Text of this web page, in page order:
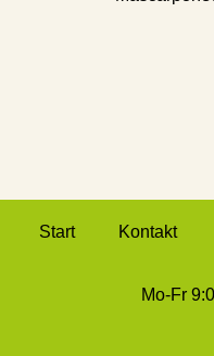
Start Kontakt
Mo-Fr